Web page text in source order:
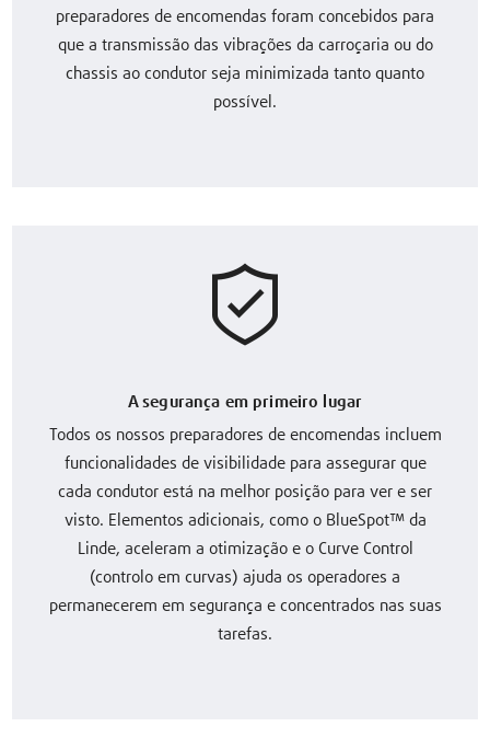
preparadores de encomendas foram concebidos para
que a transmissão das vibrações da carroçaria ou do
chassis ao condutor seja minimizada tanto quanto
possível.
A segurança em primeiro lugar
Todos os nossos preparadores de encomendas incluem
funcionalidades de visibilidade para assegurar que
cada condutor está na melhor posição para ver e ser
visto. Elementos adicionais, como o BlueSpot™ da
Linde, aceleram a otimização e o Curve Control
(controlo em curvas) ajuda os operadores a
permanecerem em segurança e concentrados nas suas
tarefas.